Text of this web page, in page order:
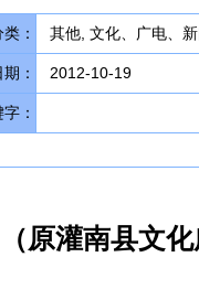
： 其他, 文化、广电、
： 2012-10-19
：
原灌南县文化